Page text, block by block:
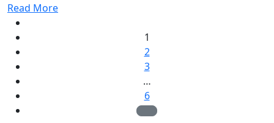
Read More
1
2
3
…
6